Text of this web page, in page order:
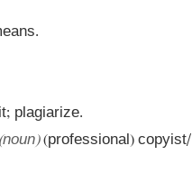
(noun) (professional) copyist/